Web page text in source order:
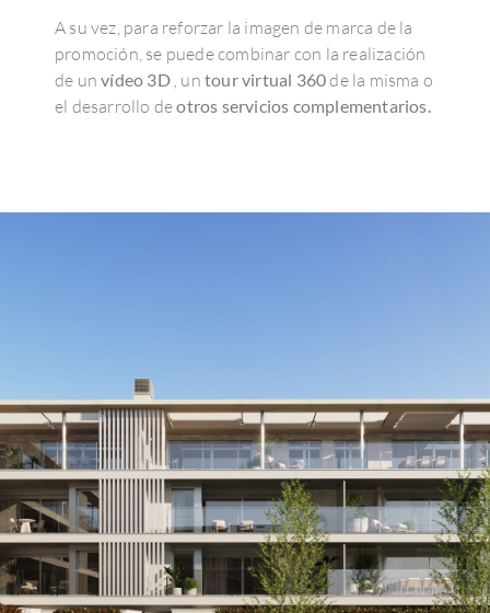
A su vez, para reforzar la imagen de marca de la
promoción, se puede combinar con la realización
de unvídeo 3D, untour virtual 360de la misma o
el desarrollo deotros servicios complementarios.